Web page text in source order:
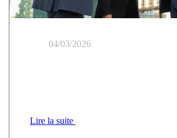
04/03/2026
Lire la suite